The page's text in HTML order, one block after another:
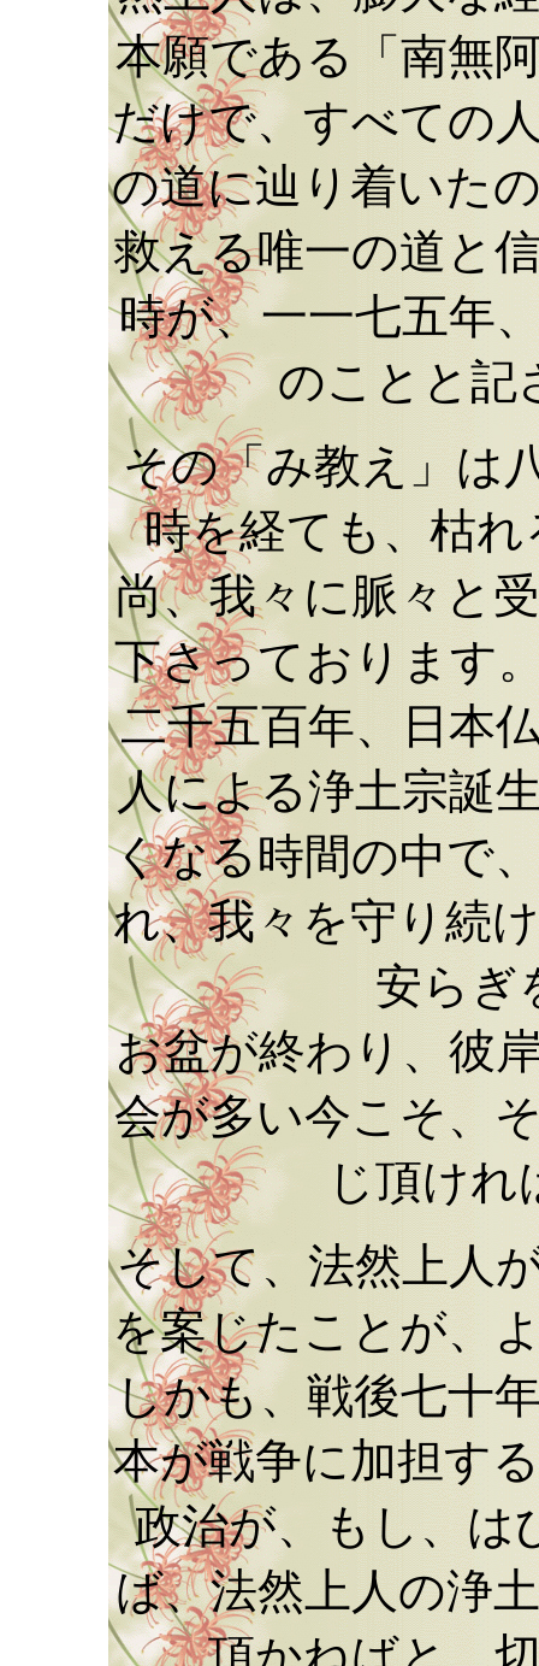
本願である「南無
だけで、すべての
の道に辿り着いた
救える唯一の道と
時が、一一七五年
のことと記
その「み教え」は
時を経ても、枯
尚、我々に脈々と
下さっております
二千五百年、日本
人による浄土宗誕
くなる時間の中で
れ、我々を守り続
安らぎ
お盆が終わり、彼
会が多い今こそ、
じ頂けれ
そして、法然上人
を案じたことが、
しかも、戦後七十
本が戦争に加担す
政治が、もし、は
ば、法然上人の浄